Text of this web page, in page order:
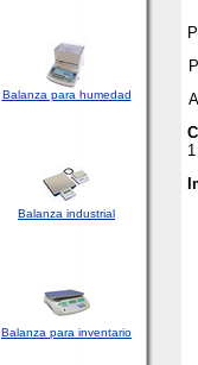
Balanza para humedad
Balanza industrial
Balanza para inventario